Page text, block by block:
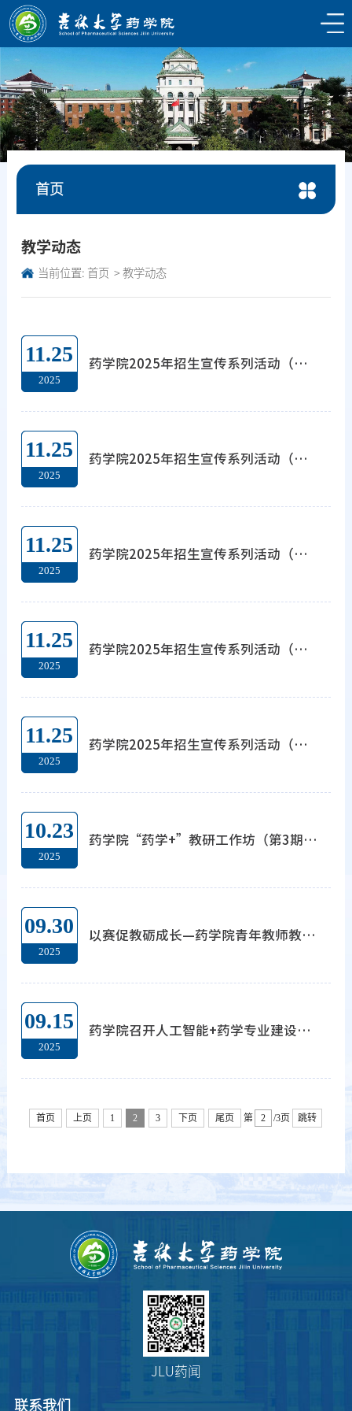
首页
教学动态
当前位置: 首页 教学动态
11.25
2025
药学院2025年招生宣传系列活动（三十五）—走进湖南省长沙市明德中学
11.25
2025
药学院2025年招生宣传系列活动（三十四）—走进湖南省长沙麓山国际实验学校
11.25
2025
药学院2025年招生宣传系列活动（三十三）—走进湖南省涟源市第一中学
11.25
2025
药学院2025年招生宣传系列活动（三十二）—走进湖南省冷水江市第一中学
11.25
2025
药学院2025年招生宣传系列活动（三十一）—走进湖南省新化县第一中学
10.23
2025
药学院“药学+”教研工作坊（第3期）： 聚力提升本科人才培养质量
09.30
2025
以赛促教砺成长—药学院青年教师教学比赛圆满落幕
09.15
2025
药学院召开人工智能+药学专业建设讨论会 共商AI赋能新路径
首页 上页 1 2 3 下页 尾页 第 /3页 跳转
JLU药闻
联系我们